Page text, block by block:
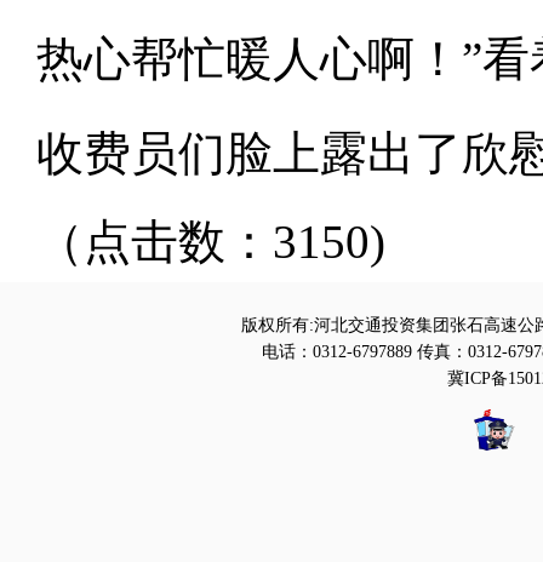
热心帮忙暖人心啊！”
收费员们脸上露出了欣
（点击数：3150)
版权所有:河北交通投资集团张石高速公
电话：0312-6797889 传真：0312-
冀ICP备